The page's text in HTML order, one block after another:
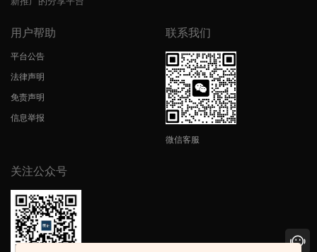
用户帮助
平台公告
法律声明
免责声明
信息举报
联系我们
微信客服
关注公众号